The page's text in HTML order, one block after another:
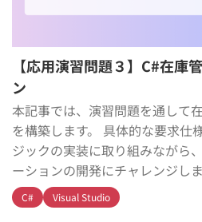
【応用演習問題３】C#在庫
ン
本記事では、演習問題を通して
を構築します。 具体的な要求仕
ジックの実装に取り組みながら
ーションの開発にチャレンジし
C# Visual Studio